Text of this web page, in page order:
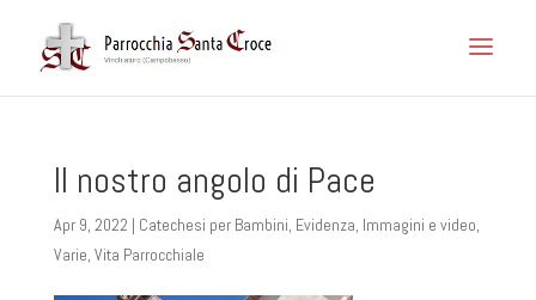
Il nostro angolo di Pace
Apr 9, 2022 | Catechesi per Bambini, Evidenza, Immagini e video,
Varie, Vita Parrocchiale